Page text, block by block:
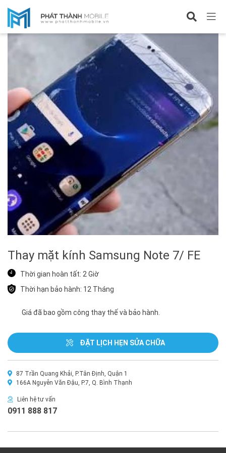
Sửa Samsung Note 7/ FE
Thay mặt kính Samsung Note 7/ FE
Thời gian hoàn tất: 2 Giờ
Thời hạn bảo hành: 12 Tháng
Giá đã bao gồm công thay thế và bảo hành.
ĐẶT LỊCH HẸN SỬA CHỮA
87 Trần Quang Khải, P.Tân Định, Quận 1
166A Nguyễn Văn Đậu, P.7, Q. Bình Thạnh
Liên hệ tư vấn
0911 888 817